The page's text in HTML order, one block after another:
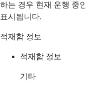
하는 경우 현재 운행 중
표시됩니다.
적재함 정보
적재함 정보
기타